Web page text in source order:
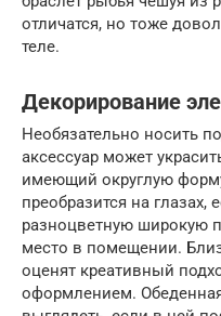
отличатся, но тоже
теле.
Декорирование
Необязательно носить
аксессуар может
имеющий округлую
преобразится на глазах,
разноцветную широкую
место в помещении.
оценят креативный
оформлением.